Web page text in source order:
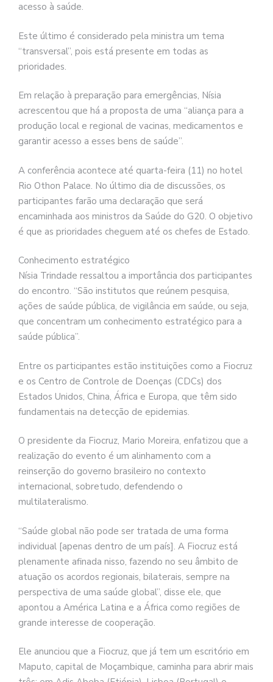
acesso à saúde.
Este último é considerado pela ministra um tema
“transversal”, pois está presente em todas as
prioridades.
Em relação à preparação para emergências, Nísia
acrescentou que há a proposta de uma “aliança para a
produção local e regional de vacinas, medicamentos e
garantir acesso a esses bens de saúde”.
A conferência acontece até quarta-feira (11) no hotel
Rio Othon Palace. No último dia de discussões, os
participantes farão uma declaração que será
encaminhada aos ministros da Saúde do G20. O objetivo
é que as prioridades cheguem até os chefes de Estado.
Conhecimento estratégico
Nísia Trindade ressaltou a importância dos participantes
do encontro. “São institutos que reúnem pesquisa,
ações de saúde pública, de vigilância em saúde, ou seja,
que concentram um conhecimento estratégico para a
saúde pública”.
Entre os participantes estão instituições como a Fiocruz
e os Centro de Controle de Doenças (CDCs) dos
Estados Unidos, China, África e Europa, que têm sido
fundamentais na detecção de epidemias.
O presidente da Fiocruz, Mario Moreira, enfatizou que a
realização do evento é um alinhamento com a
reinserção do governo brasileiro no contexto
internacional, sobretudo, defendendo o
multilateralismo.
“Saúde global não pode ser tratada de uma forma
individual [apenas dentro de um país]. A Fiocruz está
plenamente afinada nisso, fazendo no seu âmbito de
atuação os acordos regionais, bilaterais, sempre na
perspectiva de uma saúde global”, disse ele, que
apontou a América Latina e a África como regiões de
grande interesse de cooperação.
Ele anunciou que a Fiocruz, que já tem um escritório em
Maputo, capital de Moçambique, caminha para abrir mais